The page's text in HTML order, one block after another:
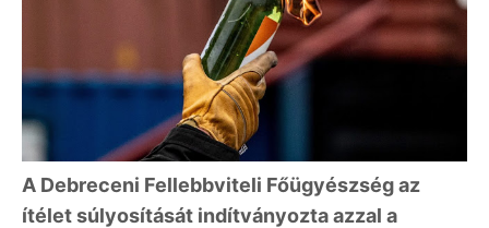
A Debreceni Fellebbviteli Főügyészség az
ítélet súlyosítását indítványozta azzal a